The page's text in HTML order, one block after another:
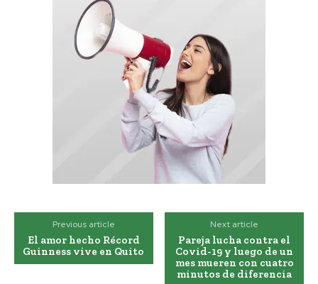
Previous article
El amor hecho Récord
Guinness vive en Quito
Next article
Pareja lucha contra el
Covid-19 y luego de un
mes mueren con cuatro
minutos de diferencia